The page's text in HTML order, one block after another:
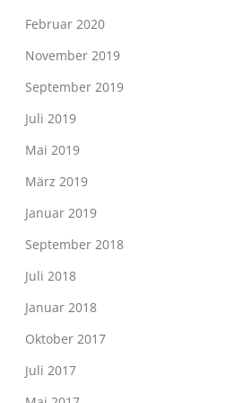
Februar 2020
November 2019
September 2019
Juli 2019
Mai 2019
März 2019
Januar 2019
September 2018
Juli 2018
Januar 2018
Oktober 2017
Juli 2017